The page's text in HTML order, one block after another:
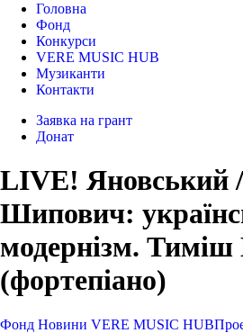
Головна
Фонд
Конкурси
VERE MUSIC HUB
Музиканти
Контакти
Заявка на грант
Донат
LIVE! Яновський
Шипович:
модернізм.
(фортепіано)
Фонд Новини VERE MUSIC HUB